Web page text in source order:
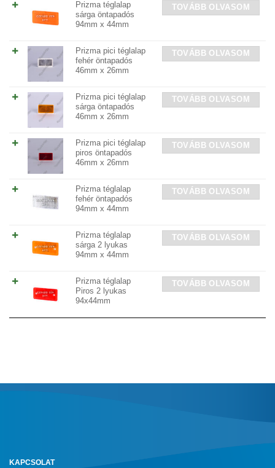
Prizma téglalap
sárga öntapadós
94mm x 44mm
TOVÁBB OLVASOM
Prizma pici téglalap
fehér öntapadós
46mm x 26mm
TOVÁBB OLVASOM
Prizma pici téglalap
sárga öntapadós
46mm x 26mm
TOVÁBB OLVASOM
Prizma pici téglalap
piros öntapadós
46mm x 26mm
TOVÁBB OLVASOM
Prizma téglalap
fehér öntapadós
94mm x 44mm
TOVÁBB OLVASOM
Prizma téglalap
sárga 2 lyukas
94mm x 44mm
TOVÁBB OLVASOM
Prizma téglalap
Piros 2 lyukas
94x44mm
TOVÁBB OLVASOM
KAPCSOLAT